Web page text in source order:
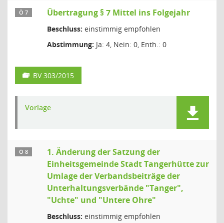
Ö 7 Übertragung § 7 Mittel ins Folgejahr
Beschluss: einstimmig empfohlen
Abstimmung: Ja: 4, Nein: 0, Enth.: 0
BV 303/2015
Vorlage
Ö 8
1. Änderung der Satzung der
Einheitsgemeinde Stadt Tangerhütte zur
Umlage der Verbandsbeiträge der
Unterhaltungsverbände "Tanger",
"Uchte" und "Untere Ohre"
Beschluss: einstimmig empfohlen